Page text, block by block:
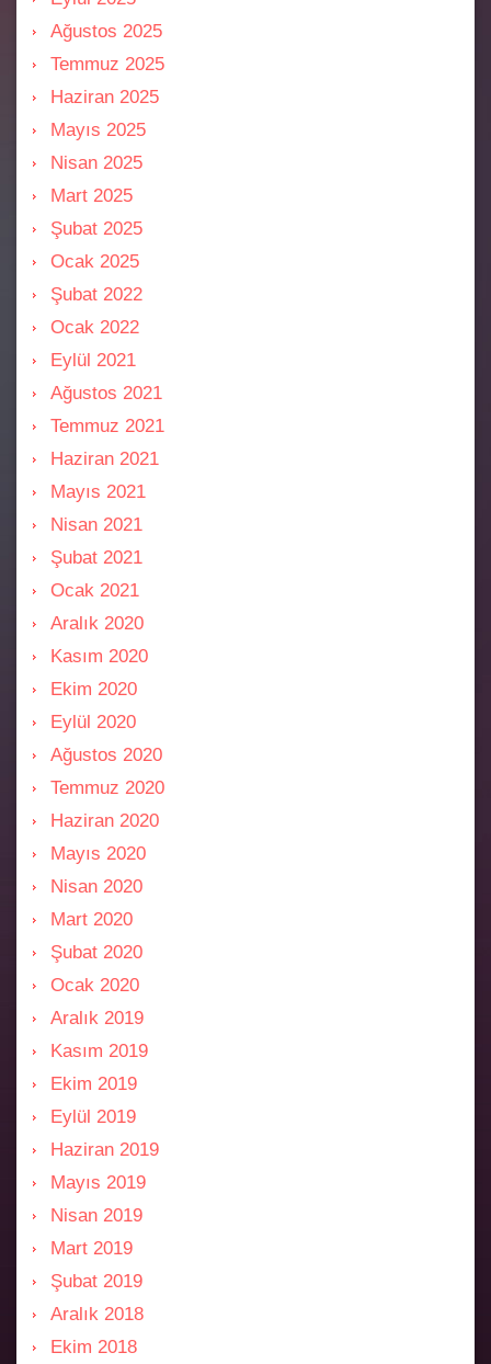
Ağustos 2025
Temmuz 2025
Haziran 2025
Mayıs 2025
Nisan 2025
Mart 2025
Şubat 2025
Ocak 2025
Şubat 2022
Ocak 2022
Eylül 2021
Ağustos 2021
Temmuz 2021
Haziran 2021
Mayıs 2021
Nisan 2021
Şubat 2021
Ocak 2021
Aralık 2020
Kasım 2020
Ekim 2020
Eylül 2020
Ağustos 2020
Temmuz 2020
Haziran 2020
Mayıs 2020
Nisan 2020
Mart 2020
Şubat 2020
Ocak 2020
Aralık 2019
Kasım 2019
Ekim 2019
Eylül 2019
Haziran 2019
Mayıs 2019
Nisan 2019
Mart 2019
Şubat 2019
Aralık 2018
Ekim 2018